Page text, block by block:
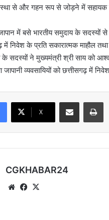
से और गहन रूप से जोड़ने में सहायक
में बसे भारतीय समुदाय के सदस्यों
में निवेश के प्रति सकारात्मक माहौल
के सदस्यों ने मुख्यमंत्री श्री साय को
व्यवसायियों को छत्तीसगढ़ में
X
CGKHABAR24
We Fa